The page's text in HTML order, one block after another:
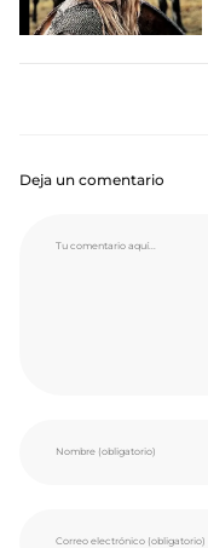
Deja un comentario